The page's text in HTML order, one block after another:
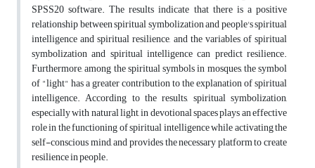
SPSS20 software. The results indicate that there is a positive
relationship between spiritual symbolization and people's spiritual
intelligence and spiritual resilience, and the variables of spiritual
symbolization and spiritual intelligence can predict resilience.
Furthermore, among the spiritual symbols in mosques, the symbol
of "light" has a greater contribution to the explanation of spiritual
intelligence. According to the results, spiritual symbolization,
especially with natural light, in devotional spaces plays an effective
role in the functioning of spiritual intelligence while activating the
self-conscious mind, and provides the necessary platform to create
resilience in people.